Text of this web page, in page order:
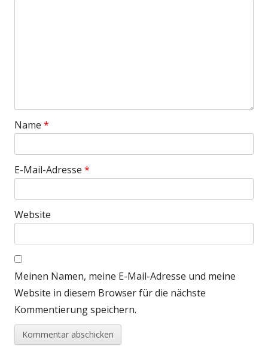
Name *
E-Mail-Adresse *
Website
Meinen Namen, meine E-Mail-Adresse und meine
Website in diesem Browser für die nächste
Kommentierung speichern.